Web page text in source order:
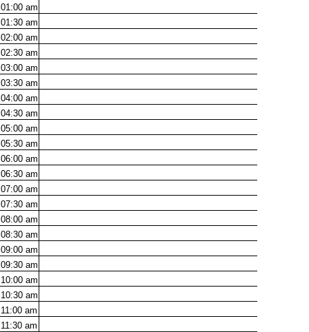
01:00 am
01:30 am
02:00 am
02:30 am
03:00 am
03:30 am
04:00 am
04:30 am
05:00 am
05:30 am
06:00 am
06:30 am
07:00 am
07:30 am
08:00 am
08:30 am
09:00 am
09:30 am
10:00 am
10:30 am
11:00 am
11:30 am